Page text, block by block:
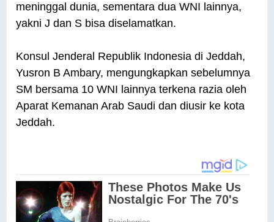
meninggal dunia, sementara dua WNI lainnya,
yakni J dan S bisa diselamatkan.
Konsul Jenderal Republik Indonesia di Jeddah,
Yusron B Ambary, mengungkapkan sebelumnya
SM bersama 10 WNI lainnya terkena razia oleh
Aparat Kemanan Arab Saudi dan diusir ke kota
Jeddah.